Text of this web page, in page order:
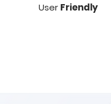
UserFriendly